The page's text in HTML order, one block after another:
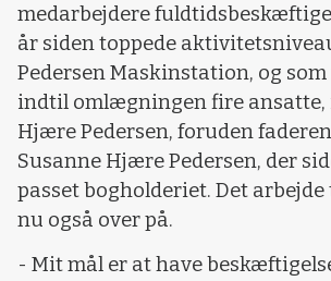
medarbejdere
år siden toppede
Pedersen Maskinstation, og
indtil omlægningen fire ansatte,
Hjære Pedersen, foruden
Susanne Hjære Pedersen, der
passet bogholderiet. Det
nu også over på.
- Mit mål er at have